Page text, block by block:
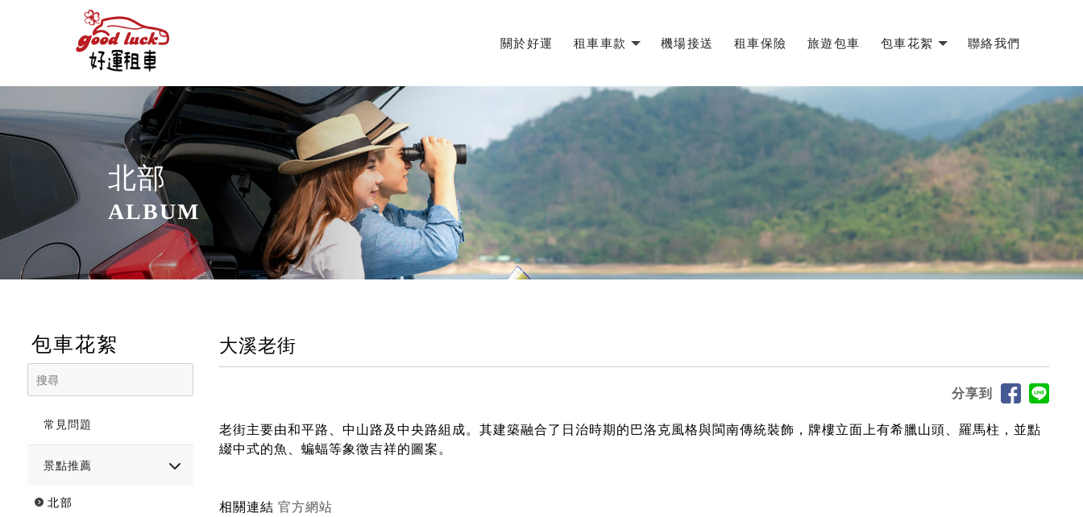
關於好運 租車車款 機場接送 租車保險 旅遊包車 包車花絮 聯絡我們
北部
包車花絮
常見問題
景點推薦
北部
大溪老街
分享到
老街主要由和平路、中山路及中央路組成。其建築融合了日治時期的巴洛克風格與閩南傳統裝飾，牌樓立面上有希臘山頭、羅馬柱，並點
綴中式的魚、蝙蝠等象徵吉祥的圖案。
相關連結 官方網站